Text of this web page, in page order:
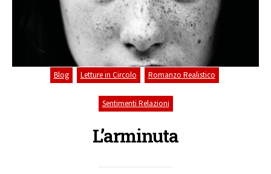
Blog Letture in Circolo Romanzo Realistico
Sentimenti Relazioni
L’arminuta